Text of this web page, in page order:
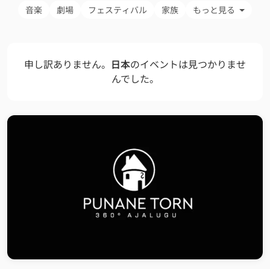
音楽 劇場 フェスティバル 家族 もっと見る
申し訳ありません。 日本のイベントは見つかりませ
んでした。